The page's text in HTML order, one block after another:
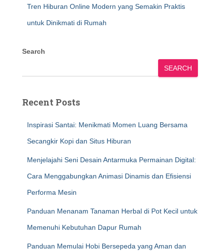
Tren Hiburan Online Modern yang Semakin Praktis
untuk Dinikmati di Rumah
Search
SEARCH
Recent Posts
Inspirasi Santai: Menikmati Momen Luang Bersama
Secangkir Kopi dan Situs Hiburan
Menjelajahi Seni Desain Antarmuka Permainan Digital:
Cara Menggabungkan Animasi Dinamis dan Efisiensi
Performa Mesin
Panduan Menanam Tanaman Herbal di Pot Kecil untuk
Memenuhi Kebutuhan Dapur Rumah
Panduan Memulai Hobi Bersepeda yang Aman dan